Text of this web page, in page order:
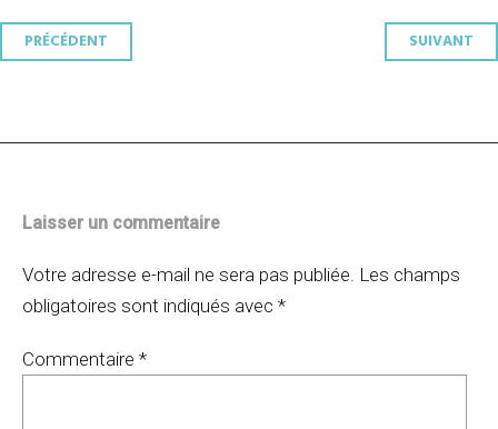
Navigation
PRÉCÉDENT SUIVANT
Laisser un commentaire
Votre adresse e-mail ne sera pas publiée. Les champs
obligatoires sont indiqués avec *
Commentaire *